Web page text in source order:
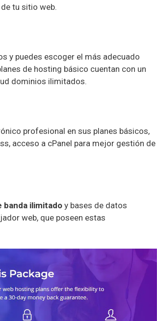
tu sitio web.
y puedes escoger el más adecuado
de hosting básico cuentan con un
dominios ilimitados.
profesional en sus planes básicos,
acceso a cPanel para mejor gestión de
banda ilimitado y bases de datos
web, que poseen estas